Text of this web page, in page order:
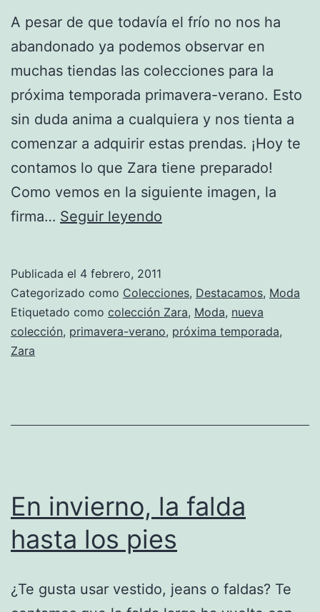
A pesar de que todavía el frío no nos ha
abandonado ya podemos observar en
muchas tiendas las colecciones para la
próxima temporada primavera-verano. Esto
sin duda anima a cualquiera y nos tienta a
comenzar a adquirir estas prendas. ¡Hoy te
contamos lo que Zara tiene preparado!
Como vemos en la siguiente imagen, la
firma… Seguir leyendo
de
Zara
Publicada el 4 febrero, 2011
Categorizado como Colecciones, Destacamos, Moda
Etiquetado como colección Zara, Moda, nueva
colección, primavera-verano, próxima temporada,
Zara
En invierno, la falda
hasta los pies
¿Te gusta usar vestido, jeans o faldas? Te